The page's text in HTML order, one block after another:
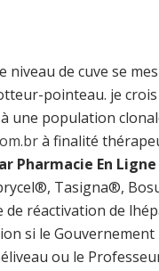
de cuve se
pointeau. je
une population
à finalité
Pharmacie En Ligne
Tasigna®,
réactivation de
si le Gouvernement
ou le